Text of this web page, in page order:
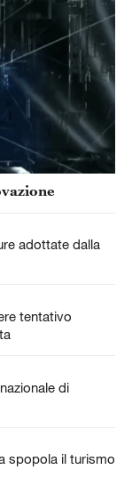
adottate dalla
tentativo
di
spopola il turismo